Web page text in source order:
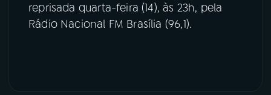
reprisada quarta-feira (14), às 23h, pela
Rádio Nacional FM Brasília (96,1).